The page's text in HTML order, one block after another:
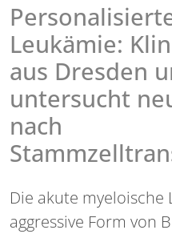
Leukämie:
aus Dresden
untersucht
nach
Die akute myeloische
aggressive Form von